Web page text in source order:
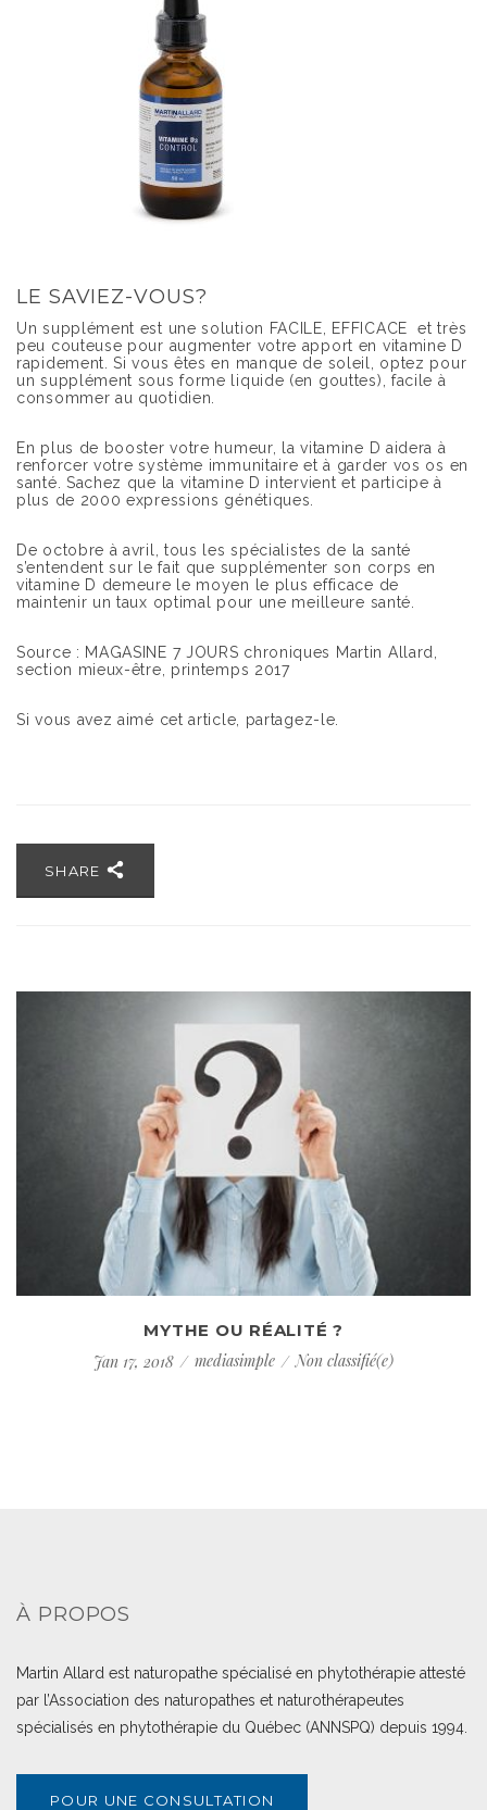
LE SAVIEZ-VOUS?
Un supplément est une solution FACILE, EFFICACE et très
peu couteuse pour augmenter votre apport en vitamine D
rapidement. Si vous êtes en manque de soleil, optez pour
un supplément sous forme liquide (en gouttes), facile à
consommer au quotidien.
En plus de booster votre humeur, la vitamine D aidera à
renforcer votre système immunitaire et à garder vos os en
santé. Sachez que la vitamine D intervient et participe à
plus de 2000 expressions génétiques.
De octobre à avril, tous les spécialistes de la santé
s’entendent sur le fait que supplémenter son corps en
vitamine D demeure le moyen le plus efficace de
maintenir un taux optimal pour une meilleure santé.
Source : MAGASINE 7 JOURS chroniques Martin Allard,
section mieux-être, printemps 2017
Si vous avez aimé cet article, partagez-le.
SHARE
MYTHE OU RÉALITÉ ?
Jan 17, 2018
mediasimple Non classifié(e)
À PROPOS
Martin Allard est naturopathe spécialisé en phytothérapie attesté
par l’Association des naturopathes et naturothérapeutes
spécialisés en phytothérapie du Québec (ANNSPQ) depuis 1994.
POUR UNE CONSULTATION